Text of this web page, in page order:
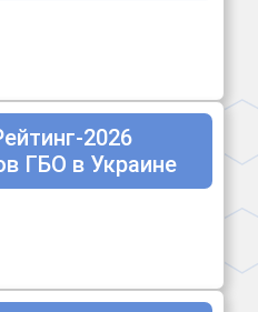
2026
ГБО в Украине